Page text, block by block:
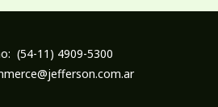
(54-11) 4909-5300